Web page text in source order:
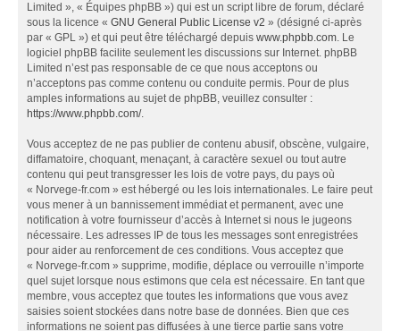
Limited », « Équipes phpBB ») qui est un script libre de forum, déclaré
sous la licence « GNU General Public License v2 » (désigné ci-après
par « GPL ») et qui peut être téléchargé depuis www.phpbb.com. Le
logiciel phpBB facilite seulement les discussions sur Internet. phpBB
Limited n’est pas responsable de ce que nous acceptons ou
n’acceptons pas comme contenu ou conduite permis. Pour de plus
amples informations au sujet de phpBB, veuillez consulter :
https://www.phpbb.com/.
Vous acceptez de ne pas publier de contenu abusif, obscène, vulgaire,
diffamatoire, choquant, menaçant, à caractère sexuel ou tout autre
contenu qui peut transgresser les lois de votre pays, du pays où
« Norvege-fr.com » est hébergé ou les lois internationales. Le faire peut
vous mener à un bannissement immédiat et permanent, avec une
notification à votre fournisseur d’accès à Internet si nous le jugeons
nécessaire. Les adresses IP de tous les messages sont enregistrées
pour aider au renforcement de ces conditions. Vous acceptez que
« Norvege-fr.com » supprime, modifie, déplace ou verrouille n’importe
quel sujet lorsque nous estimons que cela est nécessaire. En tant que
membre, vous acceptez que toutes les informations que vous avez
saisies soient stockées dans notre base de données. Bien que ces
informations ne soient pas diffusées à une tierce partie sans votre